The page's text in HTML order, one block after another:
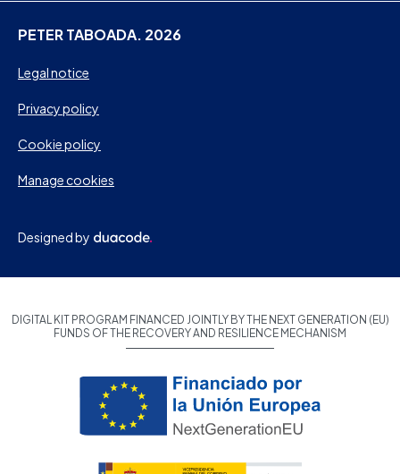
PETER TABOADA. 2026
Legal notice
Privacy policy
Cookie policy
Manage cookies
Designed by
DIGITAL KIT PROGRAM FINANCED JOINTLY BY THE NEXT GENERATION (EU)
FUNDS OF THE RECOVERY AND RESILIENCE MECHANISM